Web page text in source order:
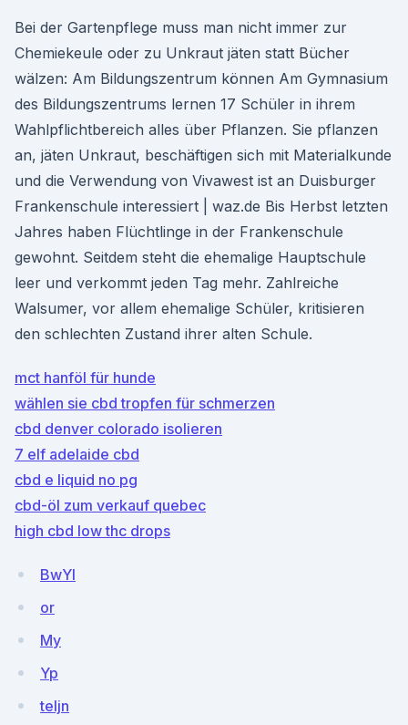
Bei der Gartenpflege muss man nicht immer zur
Chemiekeule oder zu Unkraut jäten statt Bücher
wälzen: Am Bildungszentrum können Am Gymnasium
des Bildungszentrums lernen 17 Schüler in ihrem
Wahlpflichtbereich alles über Pflanzen. Sie pflanzen
an, jäten Unkraut, beschäftigen sich mit Materialkunde
und die Verwendung von Vivawest ist an Duisburger
Frankenschule interessiert | waz.de Bis Herbst letzten
Jahres haben Flüchtlinge in der Frankenschule
gewohnt. Seitdem steht die ehemalige Hauptschule
leer und verkommt jeden Tag mehr. Zahlreiche
Walsumer, vor allem ehemalige Schüler, kritisieren
den schlechten Zustand ihrer alten Schule.
mct hanföl für hunde
wählen sie cbd tropfen für schmerzen
cbd denver colorado isolieren
7 elf adelaide cbd
cbd e liquid no pg
cbd-öl zum verkauf quebec
high cbd low thc drops
BwYl
or
My
Yp
teIjn